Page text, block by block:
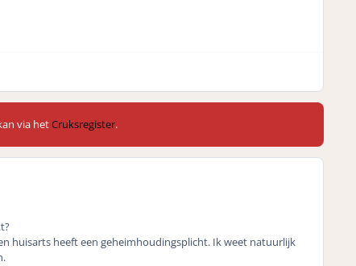
via hetCruksregister.
huisarts heeft een geheimhoudingsplicht. Ik weet natuurlijk